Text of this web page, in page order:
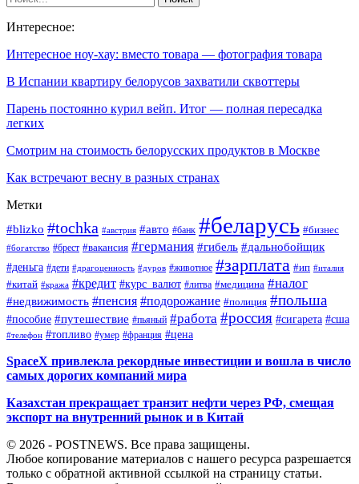
Интересное:
Интересное ноу-хау: вместо товара — фотография товара
В Испании квартиру белорусов захватили сквоттеры
Парень постоянно курил вейп. Итог — полная пересадка
легких
Смотрим на стоимость белорусских продуктов в Москве
Как встречают весну в разных странах
Метки
#blizko #tochka #австрия #авто #банк #беларусь #бизнес
#богатство #брест #вакансия #германия #гибель #дальнобойщик
#деньга #дети #драгоценность #дуров #животное #зарплата #ип #италия
#китай #кража #кредит #курс_валют #литва #медицина #налог
#недвижимость #пенсия #подорожание #полиция #польша
#пособие #путешествие #пьяный #работа #россия #сигарета #сша
#телефон #топливо #умер #франция #цена
SpaceX привлекла рекордные инвестиции и вошла в число
самых дорогих компаний мира
Казахстан прекращает транзит нефти через РФ, смещая
экспорт на внутренний рынок и в Китай
© 2026 - POSTNEWS. Все права защищены.
Любое копирование материалов с нашего ресурса разрешается
только с обратной активной ссылкой на страницу статьи.